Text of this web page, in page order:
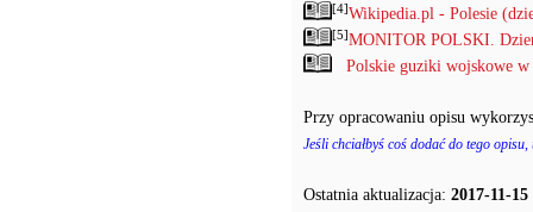
[4]Wikipedia.pl - Polesie
[5]MONITOR POLSKI.
Polskie guziki wojskowe
Przy opracowaniu opisu
Jeśli chciałbyś coś dodać do tego
Ostatnia aktualizacja: 2017-11-15